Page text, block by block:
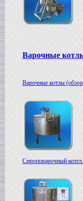
Сироповарочный котел
в г. Воронеж
Жиротопка
в г. Дмитров
Колероварочный котел
Сироповарочный котел
в г. Воронеж
в г. Рязань
Варочный котел
в г. Клин
Диссольвер
в г. Саратов
в г. Камышин
в г. Алексин
Варочный котел
в г.Воронеж
Варочные
Варочные котлы
Сироповарочный котел.